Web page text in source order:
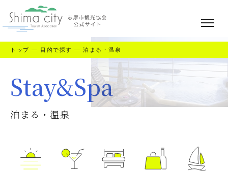
トップ — 目的で探す — 泊まる・温泉
Stay&Spa
泊まる・温泉